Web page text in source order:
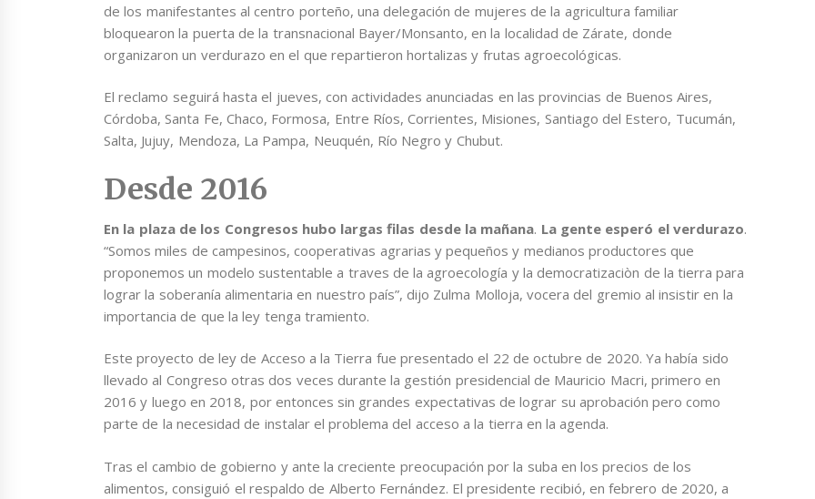
de los manifestantes al centro porteño, una delegación de mujeres de la agricultura familiar
bloquearon la puerta de la transnacional Bayer/Monsanto, en la localidad de Zárate, donde
organizaron un verdurazo en el que repartieron hortalizas y frutas agroecológicas.
El reclamo seguirá hasta el jueves, con actividades anunciadas en las provincias de Buenos Aires,
Córdoba, Santa Fe, Chaco, Formosa, Entre Ríos, Corrientes, Misiones, Santiago del Estero, Tucumán,
Salta, Jujuy, Mendoza, La Pampa, Neuquén, Río Negro y Chubut.
Desde 2016
En la plaza de los Congresos hubo largas filas desde la mañana. La gente esperó el verdurazo.
“Somos miles de campesinos, cooperativas agrarias y pequeños y medianos productores que
proponemos un modelo sustentable a traves de la agroecología y la democratizaciòn de la tierra para
lograr la soberanía alimentaria en nuestro país”, dijo Zulma Molloja, vocera del gremio al insistir en la
importancia de que la ley tenga tramiento.
Este proyecto de ley de Acceso a la Tierra fue presentado el 22 de octubre de 2020. Ya había sido
llevado al Congreso otras dos veces durante la gestión presidencial de Mauricio Macri, primero en
2016 y luego en 2018, por entonces sin grandes expectativas de lograr su aprobación pero como
parte de la necesidad de instalar el problema del acceso a la tierra en la agenda.
Tras el cambio de gobierno y ante la creciente preocupación por la suba en los precios de los
alimentos, consiguió el respaldo de Alberto Fernández. El presidente recibió, en febrero de 2020, a